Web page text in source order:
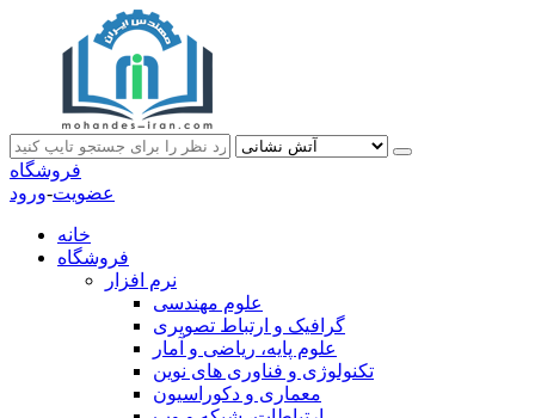
فروشگاه
عضویت-ورود
خانه
فروشگاه
نرم افزار
علوم مهندسی
گرافیک و ارتباط تصویری
علوم پایه، ریاضی و آمار
تکنولوژی و فناوری های نوین
معماری و دکوراسیون